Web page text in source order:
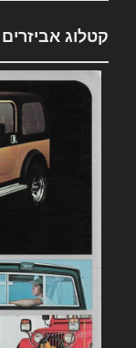
קטלוג אביזרים 1982 Jeep